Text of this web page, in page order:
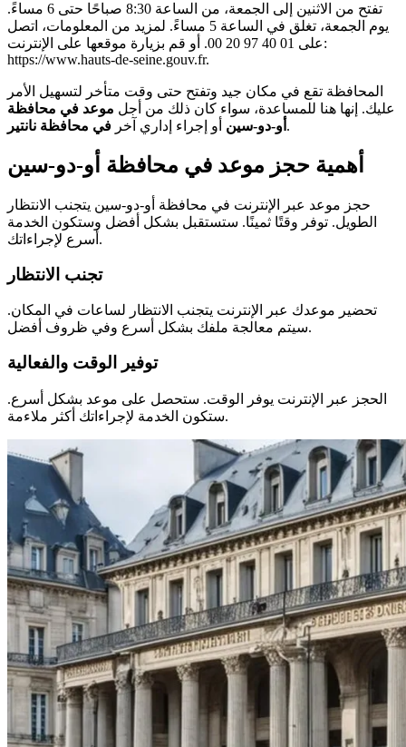
تفتح من الاثنين إلى الجمعة، من الساعة 8:30 صباحًا حتى 6 مساءً.
يوم الجمعة، تغلق في الساعة 5 مساءً. لمزيد من المعلومات، اتصل
على 01 40 97 20 00. أو قم بزيارة موقعها على الإنترنت:
https://www.hauts-de-seine.gouv.fr.
المحافظة تقع في مكان جيد وتفتح حتى وقت متأخر لتسهيل الأمر
عليك. إنها هنا للمساعدة، سواء كان ذلك من أجل موعد في محافظة
أو-دو-سين أو إجراء إداري آخر في محافظة نانتير .
أهمية حجز موعد في محافظة أو-دو-سين
حجز موعد عبر الإنترنت في محافظة أو-دو-سين يتجنب الانتظار
الطويل. توفر وقتًا ثمينًا. ستستقبل بشكل أفضل وستكون الخدمة
أسرع لإجراءاتك.
تجنب الانتظار
تحضير موعدك عبر الإنترنت يتجنب الانتظار لساعات في المكان.
سيتم معالجة ملفك بشكل أسرع وفي ظروف أفضل.
توفير الوقت والفعالية
الحجز عبر الإنترنت يوفر الوقت. ستحصل على موعد بشكل أسرع.
ستكون الخدمة لإجراءاتك أكثر ملاءمة.